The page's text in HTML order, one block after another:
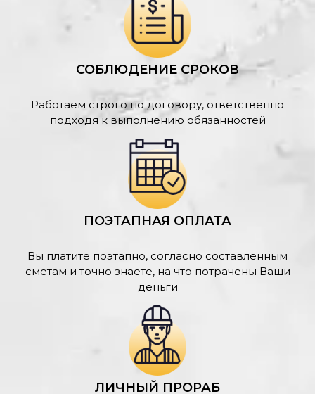
СОБЛЮДЕНИЕ СРОКОВ
Работаем строго по договору, ответственно
подходя к выполнению обязанностей
ПОЭТАПНАЯ ОПЛАТА
Вы платите поэтапно, согласно составленным
сметам и точно знаете, на что потрачены Ваши
деньги
ЛИЧНЫЙ ПРОРАБ